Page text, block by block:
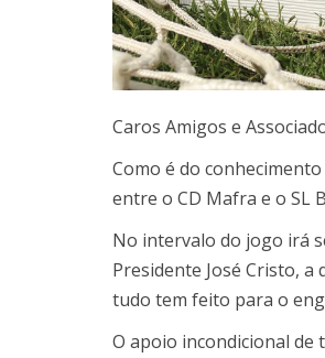
Caros Amigos e
Como é do
entre o CD Mafra e o SL
No intervalo do jogo irá
Presidente José Cristo,
tudo tem feito para o
O apoio incondicional de